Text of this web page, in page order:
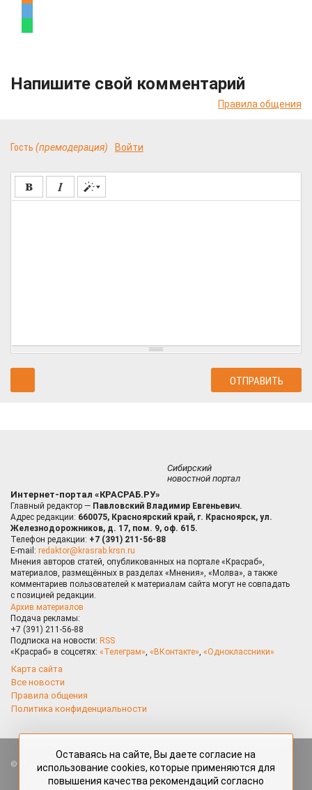
Напишите свой комментарий
Правила общения
Гость (премодерация) Войти
Сибирский
новостной портал
Интернет-портал «КРАСРАБ.РУ»
Главный редактор — Павловский Владимир Евгеньевич.
Адрес редакции: 660075, Красноярский край, г. Красноярск, ул.
Железнодорожников, д. 17, пом. 9, оф. 615.
Телефон редакции: +7 (391) 211-56-88
E-mail: redaktor@krasrab.krsn.ru
Мнения авторов статей, опубликованных на портале «Красраб»,
материалов, размещённых в разделах «Мнения», «Молва», а также
комментариев пользователей к материалам сайта могут не совпадать
с позицией редакции.
Архив материалов
Подача рекламы:
+7 (391) 211-56-88
Подписка на новости: RSS
«Красраб» в соцсетях: «Телеграм», «ВКонтакте», «Одноклассники»
Карта сайта
Все новости
Правила общения
Политика конфиденциальности
Все права защищены. Любые материалы, размещённые на портале
«Красраб.ру» сотрудниками редакции, нештатными авторами
и читателями, являются объектами авторского права. Полное или
Оставаясь на сайте, Вы даете согласие на
использование cookies, которые применяются для
повышения качества рекомендаций согласно